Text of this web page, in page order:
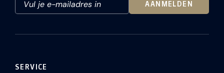
AANMELDEN
SERVICE